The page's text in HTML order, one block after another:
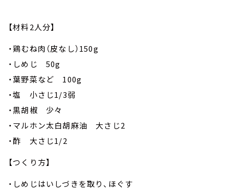
【材料2人分】
・鶏むね肉（皮なし）150g
・しめじ 50g
・葉野菜など 100g
・塩 小さじ1/3弱
・黒胡椒 少々
・マルホン太白胡麻油 大さじ2
・酢 大さじ1/2
【つくり方】
・しめじはいしづきを取り、ほぐす